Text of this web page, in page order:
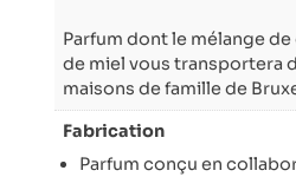
Parfum dont le mélange
de miel vous transportera
maisons de famille de
Fabrication
Parfum conçu en